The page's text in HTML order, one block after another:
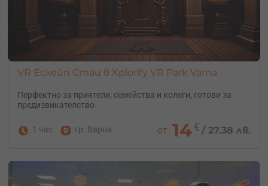
VR Ескейп Стаи в Xplorify VR Park Varna
Перфектно за приятели, семейства и колеги, готови за
предизвикателство
1 час гр. Варна от 14€ /27.38 лв.